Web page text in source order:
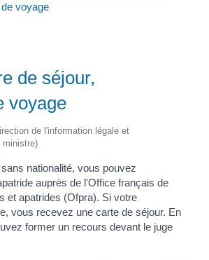
voyage
de séjour,
voyage
de l'information légale et
ministre)
nationalité, vous pouvez
auprès de l'Office français de
et apatrides (Ofpra). Si votre
vous recevez une carte de séjour. En
former un recours devant le juge